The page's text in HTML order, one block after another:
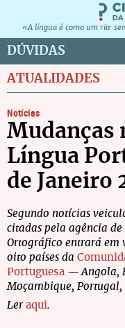
«A língua é como um rio:
DÚVIDAS
ATUALIDADES
Notícias
Mudanças
Língua
de Janeiro
Segundo notícias
citadas pela agência
Ortográfico entrará em
oito países da
Portuguesa — Angola,
Moçambique, Portugal,
Ler aqui.